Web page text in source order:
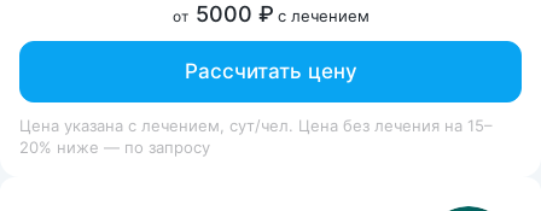
от 5000 ₽ с лечением
Рассчитать цену
Цена указана с лечением, сут/чел. Цена без лечения на 15–
20% ниже — по запросу